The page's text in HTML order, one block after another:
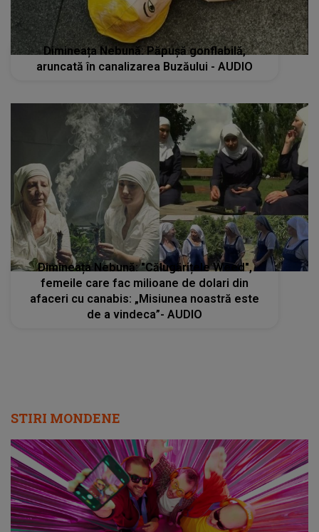
Dimineața Nebună: Păpușă gonflabilă,
aruncată în canalizarea Buzăului - AUDIO
Dimineața Nebună: "Călugărițele Weed",
femeile care fac milioane de dolari din
afaceri cu canabis: „Misiunea noastră este
de a vindeca”- AUDIO
STIRI MONDENE